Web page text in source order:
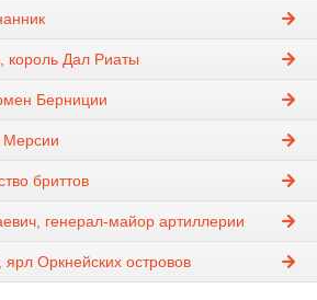
король Дал Риаты
Берниции
Мерсии
бриттов
генерал-майор артиллерии
Оркнейских островов